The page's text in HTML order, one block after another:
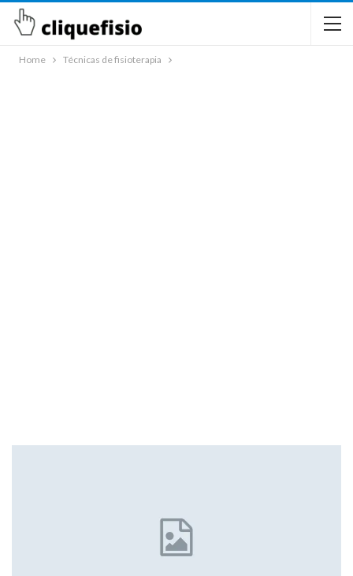
Home Técnicas de fisioterapia